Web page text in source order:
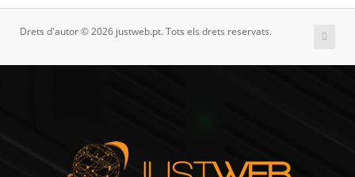
Drets d'autor © 2026 justweb.pt. Tots els drets reservats.